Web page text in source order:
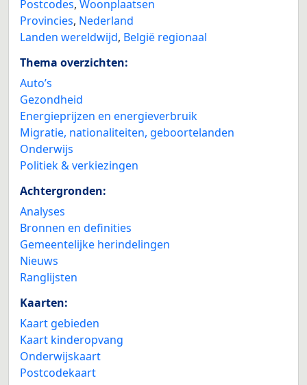
Postcodes, Woonplaatsen
Provincies, Nederland
Landen wereldwijd, België regionaal
Thema overzichten:
Auto’s
Gezondheid
Energieprijzen en energieverbruik
Migratie, nationaliteiten, geboortelanden
Onderwijs
Politiek & verkiezingen
Achtergronden:
Analyses
Bronnen en definities
Gemeentelijke herindelingen
Nieuws
Ranglijsten
Kaarten:
Kaart gebieden
Kaart kinderopvang
Onderwijskaart
Postcodekaart